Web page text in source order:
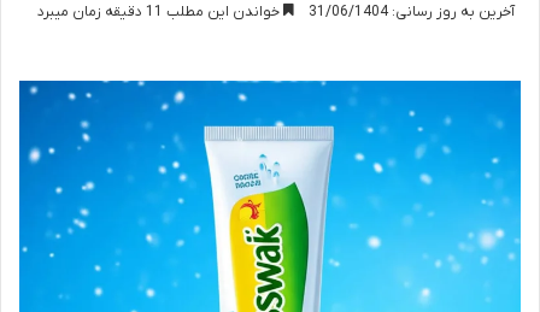
آخرین به روز رسانی: 31/06/1404 خواندن این مطلب 11 دقیقه زمان میبرد